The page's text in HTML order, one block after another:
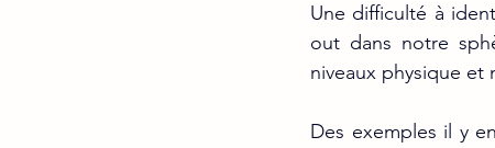
Une difficulté à
out dans notre
niveaux physique et
Des exemples il y